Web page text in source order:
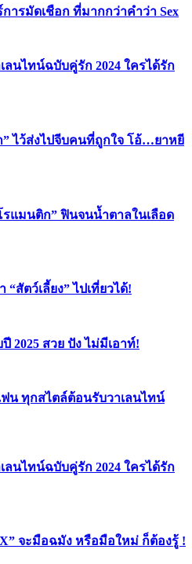
ารมัดเชือก ที่มากกว่าคำว่า Sex
ลนไทน์ฉบับคู่รัก 2024 ใครได้รัก
” ไว้ส่งไปจีบคนที่ถูกใจ โอ้…ยาหยี
แมนติก” ฟินจนน้ำตาลในเลือด
สัตว์เลี้ยง” ไปเที่ยวได้!
2025 สวย ปัง ไม่มีเอาท์!
น ทุกสไตล์ต้อนรับวาเลนไทน์
ลนไทน์ฉบับคู่รัก 2024 ใครได้รัก
จะมือฉมัง หรือมือใหม่ ก็ต้องรู้ !